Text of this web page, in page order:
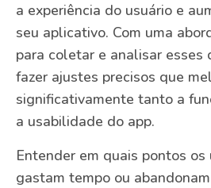
a experiência do usuário e
seu aplicativo. Com uma
para coletar e analisar esses
fazer ajustes precisos que
significativamente tanto a
a usabilidade do app.
Entender em quais pontos os
gastam tempo ou